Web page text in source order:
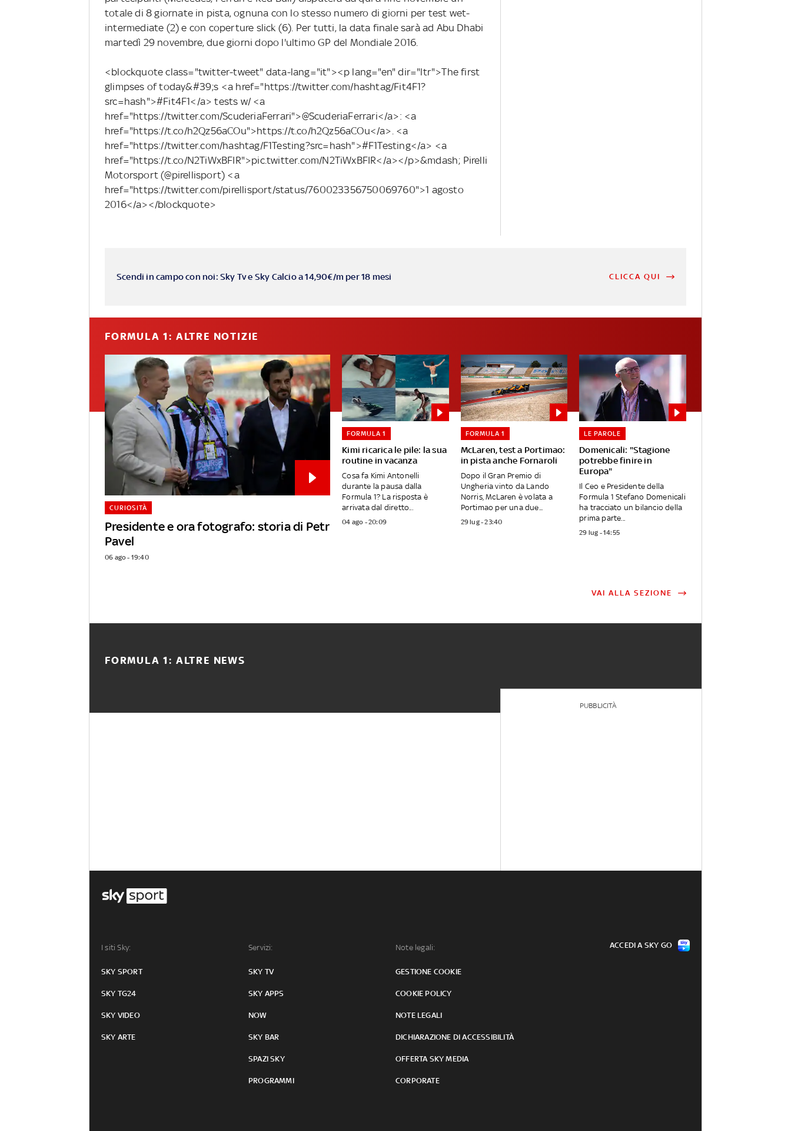
totale di 8 giornate in pista, ognuna con lo stesso numero di giorni per test wet-
intermediate (2) e con coperture slick (6). Per tutti, la data finale sarà ad Abu Dhabi
martedì 29 novembre, due giorni dopo l'ultimo GP del Mondiale 2016.
<blockquote class="twitter-tweet" data-lang="it"><p lang="en" dir="ltr">The first
glimpses of today&#39;s <a href="https://twitter.com/hashtag/Fit4F1?
src=hash">#Fit4F1</a> tests w/ <a
href="https://twitter.com/ScuderiaFerrari">@ScuderiaFerrari</a>: <a
href="https://t.co/h2Qz56aCOu">https://t.co/h2Qz56aCOu</a>. <a
href="https://twitter.com/hashtag/F1Testing?src=hash">#F1Testing</a> <a
href="https://t.co/N2TiWxBFIR">pic.twitter.com/N2TiWxBFIR</a></p>&mdash; Pirelli
Motorsport (@pirellisport) <a
href="https://twitter.com/pirellisport/status/760023356750069760">1 agosto
2016</a></blockquote>
Scendi in campo con noi: Sky Tv e Sky Calcio a 14,90€/m per 18 mesi CLICCA QUI
FORMULA 1: ALTRE NOTIZIE
Presidente e ora fotografo: storia di Petr
Pavel
CURIOSITÀ
06 ago - 19:40
Kimi ricarica le pile: la sua
routine in vacanza
FORMULA 1
Cosa fa Kimi Antonelli
durante la pausa dalla
Formula 1? La risposta è
arrivata dal diretto...
04 ago - 20:09
McLaren, test a Portimao:
in pista anche Fornaroli
FORMULA 1
Dopo il Gran Premio di
Ungheria vinto da Lando
Norris, McLaren è volata a
Portimao per una due...
29 lug - 23:40
Domenicali: "Stagione
potrebbe finire in
Europa"
LE PAROLE
Il Ceo e Presidente della
Formula 1 Stefano Domenicali
ha tracciato un bilancio della
prima parte...
29 lug - 14:55
VAI ALLA SEZIONE
FORMULA 1: ALTRE NEWS
PUBBLICITÀ
I siti Sky:
SKY SPORT
SKY TG24
SKY VIDEO
SKY ARTE
Servizi:
SKY TV
SKY APPS
NOW
SKY BAR
SPAZI SKY
PROGRAMMI
Note legali:
GESTIONE COOKIE
COOKIE POLICY
NOTE LEGALI
DICHIARAZIONE DI ACCESSIBILITÀ
OFFERTA SKY MEDIA
CORPORATE
ACCEDI A SKY GO